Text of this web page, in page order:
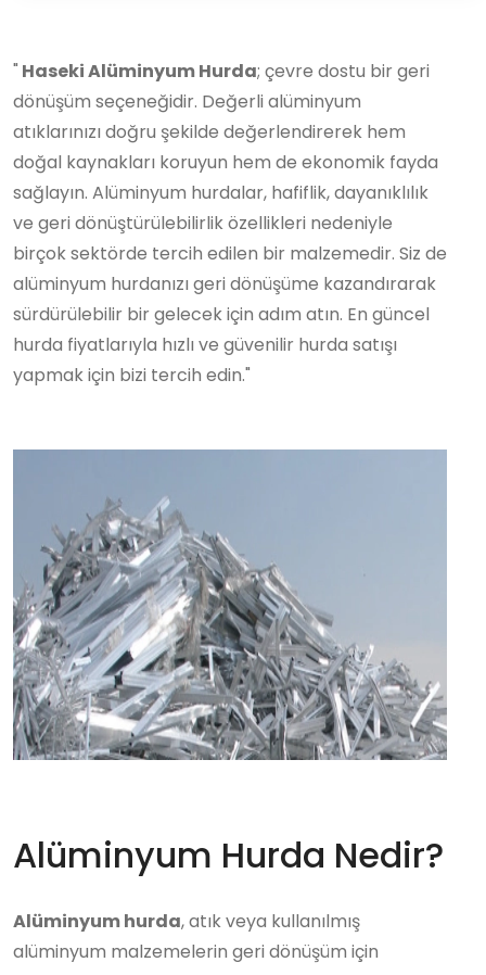
" Haseki Alüminyum Hurda; çevre dostu bir geri
dönüşüm seçeneğidir. Değerli alüminyum
atıklarınızı doğru şekilde değerlendirerek hem
doğal kaynakları koruyun hem de ekonomik fayda
sağlayın. Alüminyum hurdalar, hafiflik, dayanıklılık
ve geri dönüştürülebilirlik özellikleri nedeniyle
birçok sektörde tercih edilen bir malzemedir. Siz de
alüminyum hurdanızı geri dönüşüme kazandırarak
sürdürülebilir bir gelecek için adım atın. En güncel
hurda fiyatlarıyla hızlı ve güvenilir hurda satışı
yapmak için bizi tercih edin."
Alüminyum Hurda Nedir?
Alüminyum hurda, atık veya kullanılmış
alüminyum malzemelerin geri dönüşüm için